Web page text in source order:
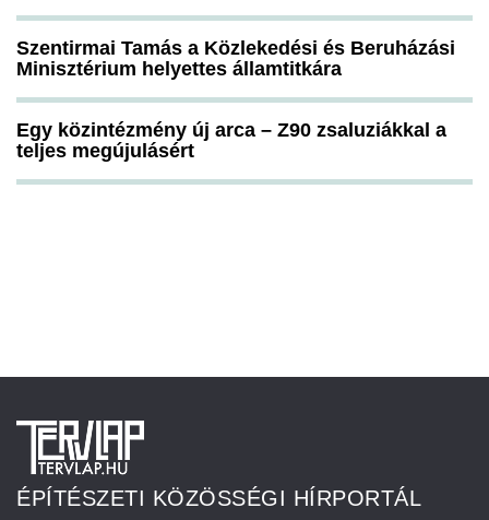
Szentirmai Tamás a Közlekedési és Beruházási
Minisztérium helyettes államtitkára
Egy közintézmény új arca – Z90 zsaluziákkal a
teljes megújulásért
ÉPÍTÉSZETI KÖZÖSSÉGI HÍRPORTÁL